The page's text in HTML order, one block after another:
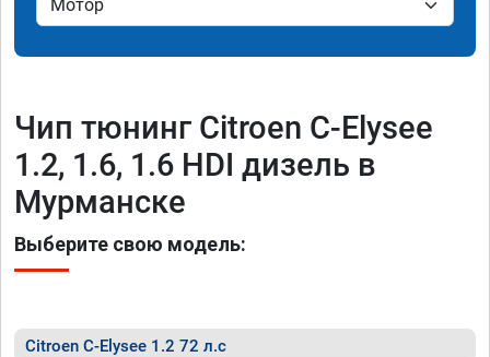
Чип тюнинг Citroen C-Elysee
1.2, 1.6, 1.6 HDI дизель в
Мурманске
Выберите свою модель:
Citroen C-Elysee 1.2 72 л.с